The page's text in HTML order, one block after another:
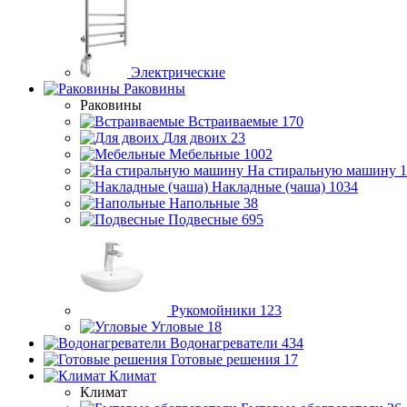
Электрические
Раковины
Раковины
Встраиваемые 170
Для двоих 23
Мебельные 1002
На стиральную машину
Накладные (чаша) 1034
Напольные 38
Подвесные 695
Рукомойники 123
Угловые 18
Водонагреватели 434
Готовые решения 17
Климат
Климат